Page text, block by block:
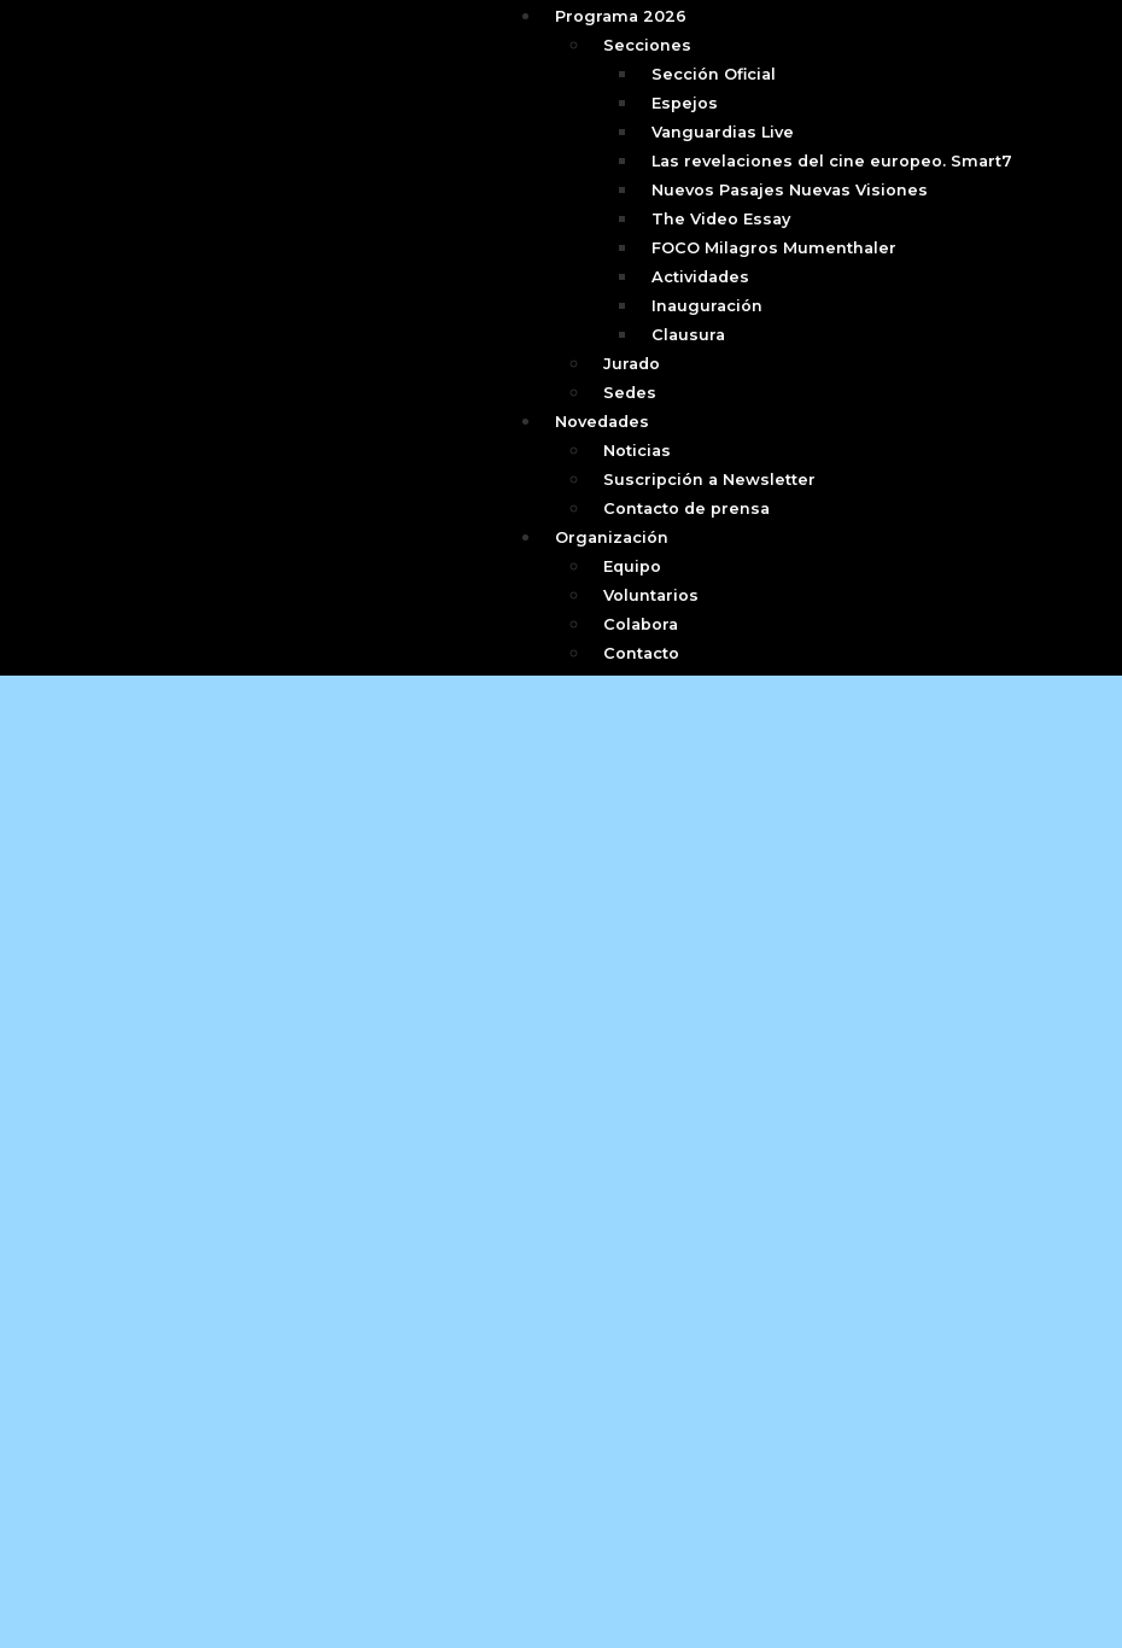
Programa 2026
Secciones
Sección Oficial
Espejos
Vanguardias Live
Las revelaciones del cine europeo. Smart7
Nuevos Pasajes Nuevas Visiones
The Video Essay
FOCO Milagros Mumenthaler
Actividades
Inauguración
Clausura
Jurado
Sedes
Novedades
Noticias
Suscripción a Newsletter
Contacto de prensa
Organización
Equipo
Voluntarios
Colabora
Contacto